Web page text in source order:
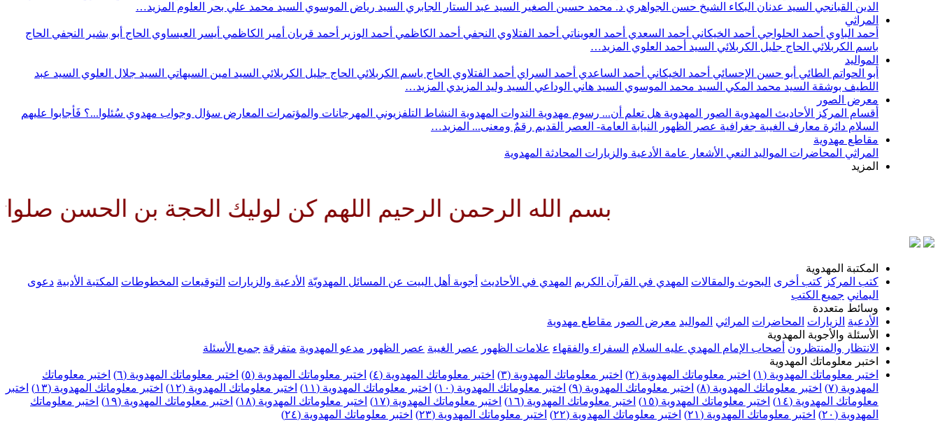
الدين القبانجي السيد عدنان البكاء الشيخ حسن الجواهري د. محمد حسين الصغير السيد عبد الستار الجابري السيد رياض الموسوي السيد محمد علي بحر العلوم المزيد…
المراثي
أحمد الباوي أحمد الحلواجي أحمد الخيكاني أحمد السعدي أحمد العويناتي أحمد الفتلاوي النجفي أحمد الكاظمي أحمد الوزير أحمد قربان أمير الكاظمي أيسر العيساوي الحاج أبو بشير النجفي الحاج
باسم الكربلائي الحاج جليل الكربلائي السيد أحمد العلوي المزيد…
المواليد
أبو الحواتم الطائي أبو حسن الإحسائي أحمد الخيكاني أحمد الساعدي أحمد السراي أحمد الفتلاوي الحاج باسم الكربلائي الحاج جليل الكربلائي السيد امين السيهاتي السيد جلال العلوي السيد عبد
اللطيف بوشقة السيد محمد المكي السيد محمد الموسوي السيد هاني الوداعي السيد وليد المزيدي المزيد…
معرض الصور
أقسام المركز
الأحاديث المهدوية الصور المهدوية هل تعلم أن... رسوم مهدوية الندوات المهدوية النشاط التلفزيوني المهرجانات والمؤتمرات المعارض سؤال وجواب مهدوي سُئلوا...؟ فَأجابوا عليهم
السلام دائرة معارف الغيبة جغرافية عصر الظهور النيابة العامة- العصر القديم رقمٌ ومعنى... المزيد…
مقاطع مهدوية
المراثي المحاضرات المواليد النعي الأشعار عامة الأدعية والزيارات المحادثة المهدوية
المزيد
بسم الله الرحمن الرحيم اللهم كن لوليك الحجة بن الحسن صلواتك عليه
المكتبة المهدوية
كتب المركز كتب أخرى البحوث والمقالات المهدي في القرآن الكريم المهدي في الأحاديث أجوبة أهل البيت عن المسائل المهدويّة الأدعية والزيارات التوقيعات المخطوطات المكتبة الأدبية دعوى
اليماني جميع الكتب
وسائط متعددة
الأدعية الزيارات المحاضرات المراثي المواليد معرض الصور مقاطع مهدوية
الأسئلة والأجوبة المهدوية
الانتظار والمنتظرون أصحاب الإمام المهدي عليه السلام السفراء والفقهاء علامات الظهور عصر الغيبة عصر الظهور مدعو المهدوية متفرقة جميع الأسئلة
اختبر معلوماتك المهدوية
اختبر معلوماتك المهدوية (١)
اختبر معلوماتك المهدوية (٢) اختبر معلوماتك المهدوية (٣) اختبر معلوماتك المهدوية (٤) اختبر معلوماتك المهدوية (٥) اختبر معلوماتك المهدوية (٦)
اختبر معلوماتك
المهدوية (٧)
اختبر معلوماتك المهدوية (٨) اختبر معلوماتك المهدوية (٩) اختبر معلوماتك المهدوية (١٠) اختبر معلوماتك المهدوية (١١) اختبر معلوماتك المهدوية (١٢) اختبر معلوماتك المهدوية (١٣)
اختبر
معلوماتك المهدوية (١٤)
اختبر معلوماتك المهدوية (١٥) اختبر معلوماتك المهدوية (١٦) اختبر معلوماتك المهدوية (١٧) اختبر معلوماتك المهدوية (١٨) اختبر معلوماتك المهدوية (١٩)
اختبر معلوماتك
المهدوية (٢٠)
اختبر معلوماتك المهدوية (٢١) اختبر معلوماتك المهدوية (٢٢) اختبر معلوماتك المهدوية (٢٣)
اختبر معلوماتك المهدوية (٢٤)